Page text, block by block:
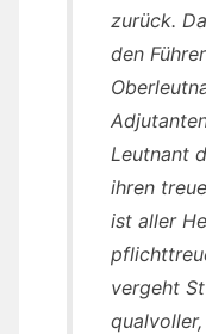
zurück.
den
Leutnant
ihren
ist aller
vergeht